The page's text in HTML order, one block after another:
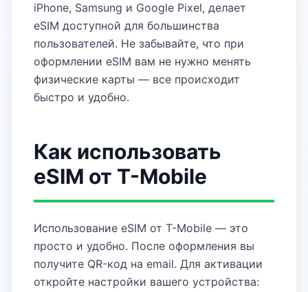
iPhone, Samsung и Google Pixel, делает
eSIM доступной для большинства
пользователей. Не забывайте, что при
оформлении eSIM вам не нужно менять
физические карты — все происходит
быстро и удобно.
Как использовать
eSIM от Т-Mobile
Использование eSIM от Т-Mobile — это
просто и удобно. После оформления вы
получите QR-код на email. Для активации
откройте настройки вашего устройства: